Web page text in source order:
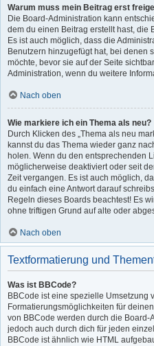
Warum muss mein Beitrag erst
Die Board-Administration kann
dem du einen Beitrag erstellt hast, die
Es ist auch möglich, dass die
Benutzern hinzugefügt hat, bei denen
möchte, bevor sie auf der Seite
Administration, wenn du weitere
Nach oben
Wie markiere ich ein Thema als neu?
Durch Klicken des „Thema als neu
kannst du das Thema wieder ganz
holen. Wenn du den entsprechenden
möglicherweise deaktiviert oder seit
Zeit vergangen. Es ist auch möglich,
du einfach eine Antwort darauf
Regeln dieses Boards beachtest! Es
ohne triftigen Grund auf alte oder
Nach oben
Textformatierung und
Was ist BBCode?
BBCode ist eine spezielle Umsetzung
Formatierungsmöglichkeiten für
von BBCode werden durch die Board-
jedoch auch durch dich für jeden
BBCode ist ähnlich wie HTML